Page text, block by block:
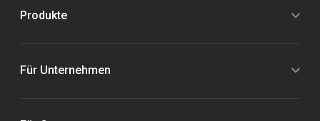
Produkte
Für Unternehmen